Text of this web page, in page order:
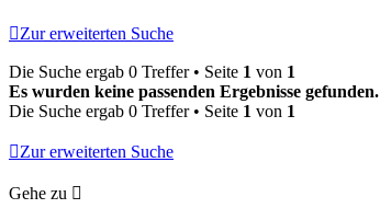
Zur erweiterten Suche
Die Suche ergab 0 Treffer • Seite 1 von 1
Es wurden keine passenden Ergebnisse gefunden.
Die Suche ergab 0 Treffer • Seite 1 von 1
Zur erweiterten Suche
Gehe zu